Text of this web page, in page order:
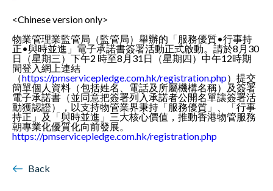
<Chinese version only>
物業管理業監管局（監管局）舉辦的「服務優質•行事持
正•與時並進」電子承諾書簽署活動正式啟動。請於8月30
日（星期三）下午2 時至8月31日（星期四）中午12時期
間登入網上連結
（https://pmservicepledge.com.hk/registration.php）提交
簡單個人資料（包括姓名、電話及所屬機構名稱）及簽署
電子承諾書（並同意把簽署列入承諾者公開名單讓簽署活
動獲認證），以支持物管業界秉持「服務優質」、「行事
持正」及「與時並進」三大核心價值，推動香港物管服務
朝專業化優質化向前發展。
https://pmservicepledge.com.hk/registration.php
Back